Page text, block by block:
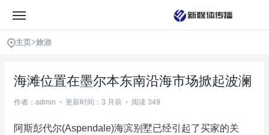
主页>旅游
海滩位置在墨尔本东南沿海市场掀起波澜
作者：admin • 更新时间：3 月前 • 阅读 349
阿斯彭代尔(Aspendale)海滨别墅已经引起了买家的关